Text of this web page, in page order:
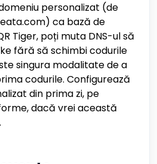
personalizat (de
ca bază de
Tiger, poți muta DNS-ul să
fără să schimbi codurile
singura modalitate de a
codurile. Configurează
din prima zi, pe
dacă vrei această